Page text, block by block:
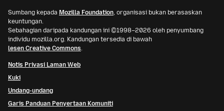
Sumbang kepada Mozilla Foundation, organisasi bukan berasaskan
keuntungan.
Sebahagian daripada kandungan ini ©1998–2026 oleh penyumbang
individu mozilla.org. Kandungan tersedia di bawah
lesen Creative Commons.
Notis Privasi Laman Web
Kuki
Undang-undang
Garis Panduan Penyertaan Komuniti